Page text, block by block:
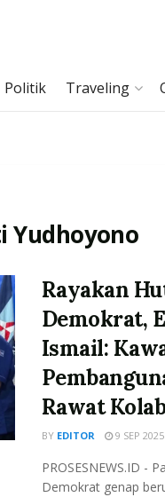
Politik Traveling
Yudhoyono
Rayakan
Demokrat,
Ismail:
Rawat
BY EDITOR 9 SEP 2025
PROSESNEWS.ID -
Demokrat genap